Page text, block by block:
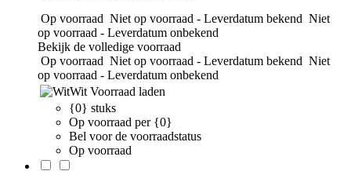
Op voorraad Niet op voorraad - Leverdatum bekend Niet
op voorraad - Leverdatum onbekend
Bekijk de volledige voorraad
Op voorraad Niet op voorraad - Leverdatum bekend Niet
op voorraad - Leverdatum onbekend
Wit Voorraad laden
{0} stuks
Op voorraad per {0}
Bel voor de voorraadstatus
Op voorraad